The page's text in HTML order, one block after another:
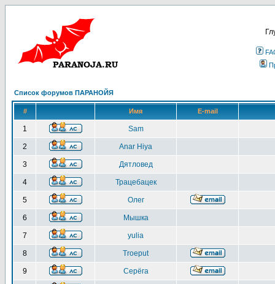
Список форумов ПАРАНОЙЯ
# Имя E-mail
1 Sam
2 Anar Hiya
3 Дятловед
4 Трацебацек
5 Олег
6 Мышка
7 yulia
8 Troeput
9 Серёга